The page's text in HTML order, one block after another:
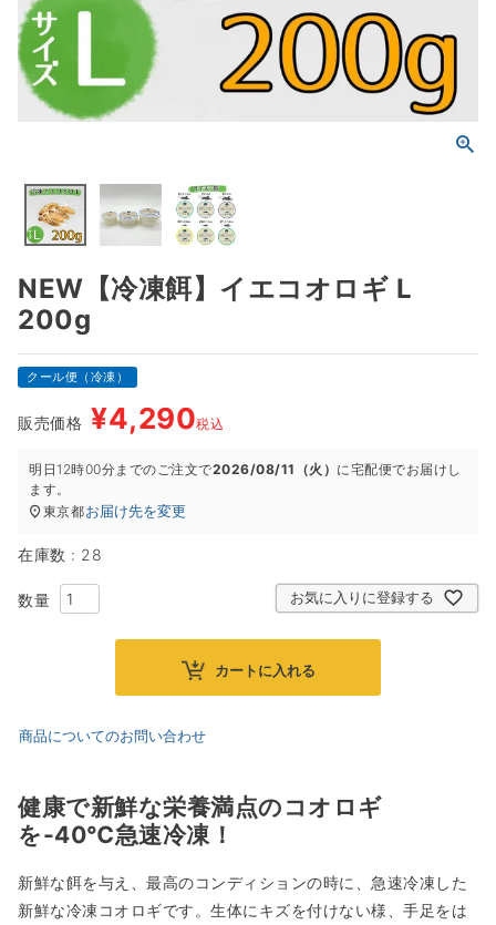
NEW【冷凍餌】イエコオロギ L
200g
クール便（冷凍）
販売価格 ¥4,290税込
明日 12時00分までのご注文で2026/08/11（火） に宅配便でお届けし
ます。
東京都お届け先を変更
在庫数 28
お気に入りに登録する
カートに入れる
商品についてのお問い合わせ
健康で新鮮な栄養満点のコオロギ
を-40℃急速冷凍！
新鮮な餌を与え、最高のコンディションの時に、急速冷凍した
新鮮な冷凍コオロギです。生体にキズを付けない様、手足をは